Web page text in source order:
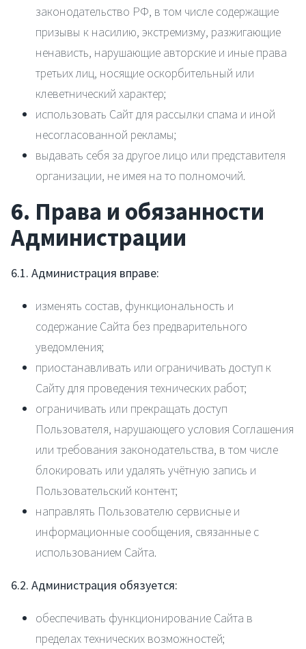
законодательство РФ, в том числе содержащие
призывы к насилию, экстремизму, разжигающие
ненависть, нарушающие авторские и иные права
третьих лиц, носящие оскорбительный или
клеветнический характер;
использовать Сайт для рассылки спама и иной
несогласованной рекламы;
выдавать себя за другое лицо или представителя
организации, не имея на то полномочий.
6. Права и обязанности
Администрации
6.1. Администрация вправе:
изменять состав, функциональность и
содержание Сайта без предварительного
уведомления;
приостанавливать или ограничивать доступ к
Сайту для проведения технических работ;
ограничивать или прекращать доступ
Пользователя, нарушающего условия Соглашения
или требования законодательства, в том числе
блокировать или удалять учётную запись и
Пользовательский контент;
направлять Пользователю сервисные и
информационные сообщения, связанные с
использованием Сайта.
6.2. Администрация обязуется:
обеспечивать функционирование Сайта в
пределах технических возможностей;